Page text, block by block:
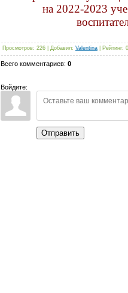
на 2022-2023
Просмотров: 226 Добавил: Valentina Рейтинг:
Всего комментариев: 0
Войдите:
Отправить